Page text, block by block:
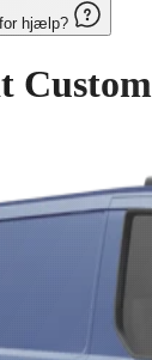
hjælp?
Custom